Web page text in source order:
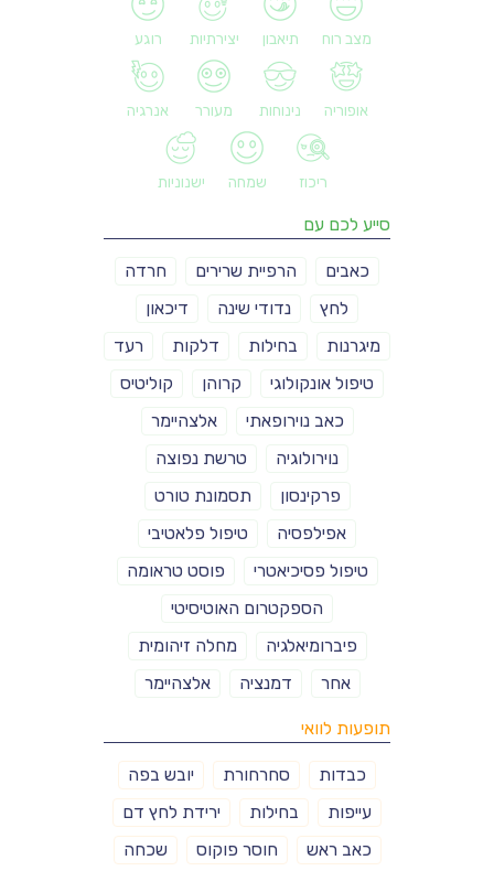
מצב רוח תיאבון יצירתיות רוגע
אופוריה נינוחות מעורר אנרגיה
ריכוז שמחה ישנוניות
סייע לכם עם
כאבים הרפיית שרירים
חרדה
לחץ
נדודי שינה
דיכאון
מיגרנות
בחילות דלקות
רעד
טיפול אונקולוגי
קרוהן
קוליטיס
כאב נוירופאתי
אלצהיימר
נוירולוגיה
טרשת נפוצה
פרקינסון
תסמונת טורט
אפילפסיה
טיפול פלאטיבי
טיפול פסיכיאטרי
פוסט טראומה
הספקטרום האוטיסיטי
פיברומיאלגיה
מחלה זיהומית
אחר
דמנציה אלצהיימר
תופעות לוואי
כבדות סחרחורת
יובש בפה
עייפות
בחילות
ירידת לחץ דם
כאב ראש
חוסר פוקוס שכחה